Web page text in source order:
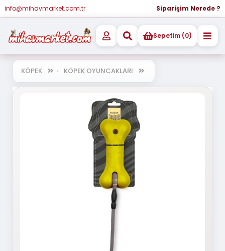
info@mihavmarket.com.tr Siparişim Nerede ?
Sepetim (0)
KÖPEK KÖPEK OYUNCAKLARI